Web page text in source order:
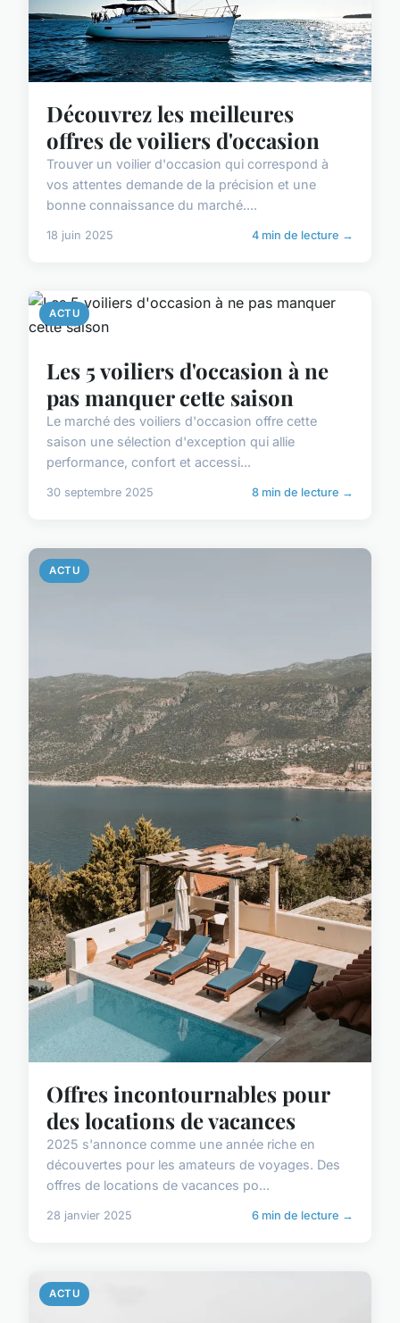
Découvrez les meilleures
offres de voiliers d'occasion
Trouver un voilier d'occasion qui correspond à
vos attentes demande de la précision et une
bonne connaissance du marché....
18 juin 2025 4 min de lecture →
ACTU
Les 5 voiliers d'occasion à ne
pas manquer cette saison
Le marché des voiliers d'occasion offre cette
saison une sélection d'exception qui allie
performance, confort et accessi...
30 septembre 2025 8 min de lecture →
ACTU
Offres incontournables pour
des locations de vacances
2025 s'annonce comme une année riche en
découvertes pour les amateurs de voyages. Des
offres de locations de vacances po...
28 janvier 2025 6 min de lecture →
ACTU